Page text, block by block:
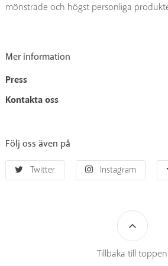
mönstrade och högst personliga
Mer information
Press
Kontakta oss
Följ oss även på
Twitter Instagram
Tillbaka till toppen